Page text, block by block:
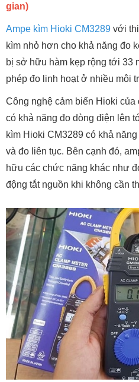
gian)
Ampe kìm Hioki CM3289 với
kìm nhỏ hơn cho khả năng đo
bị sở hữu hàm kẹp rộng tới 33
phép đo linh hoạt ở nhiều môi
Công nghệ cảm biến Hioki
có khả năng đo dòng điện lên
kìm Hioki CM3289 có khả
và đo liên tục. Bên cạnh đó,
hữu các chức năng khác như
động tắt nguồn khi không cần